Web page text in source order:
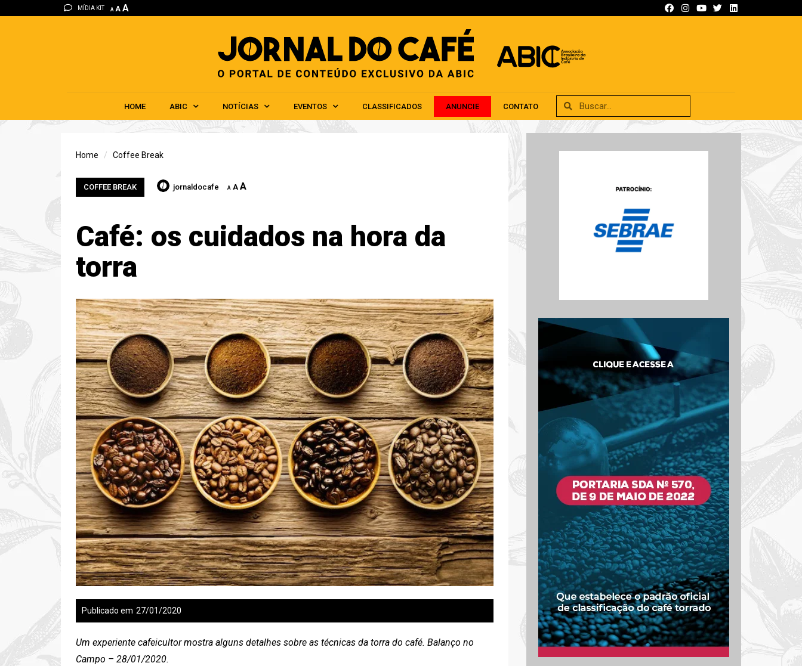
MÍDIA KIT A A A
HOME ABIC NOTÍCIAS EVENTOS CLASSIFICADOS ANUNCIE CONTATO
HOME ABIC NOTÍCIAS EVENTOS
Home Coffee Break
COFFEE BREAK jornaldocafe A A A
Café: os cuidados na hora da
torra
27/01/2020
Publicado em
Um experiente cafeicultor mostra alguns detalhes sobre as técnicas da torra do café. Balanço no
Campo – 28/01/2020.